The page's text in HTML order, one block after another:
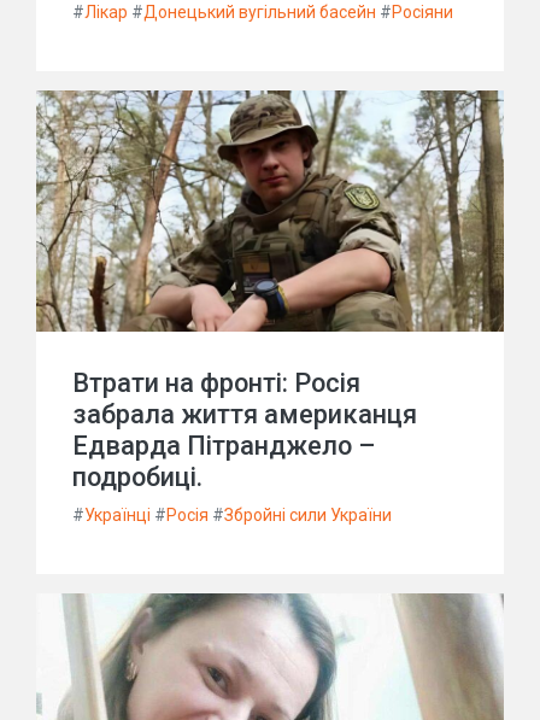
#Лікар #Донецький вугільний басейн #Росіяни
Втрати на фронті: Росія
забрала життя американця
Едварда Пітранджело –
подробиці.
#Українці #Росія #Збройні сили України